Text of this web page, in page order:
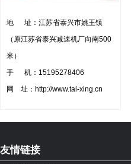
地 址：江苏省泰兴市姚王镇
（原江苏省泰兴减速机厂向南500
米）
手 机：15195278406
网 址：http://www.tai-xing.cn
友情链接